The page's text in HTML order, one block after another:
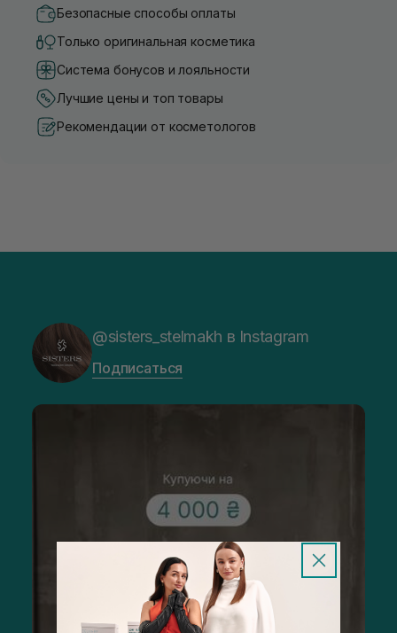
Безопасные способы оплаты
Только оригинальная косметика
Система бонусов и лояльности
Лучшие цены и топ товары
Рекомендации от косметологов
@sisters_stelmakh в Instagram
Подписаться